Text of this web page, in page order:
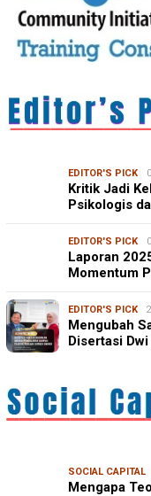
EDITOR'S PICK
Kritik Jadi
Psikologis
EDITOR'S PICK
Laporan
Momentum
EDITOR'S PICK
Mengubah
Disertasi
SOCIAL CAPITAL
Mengapa